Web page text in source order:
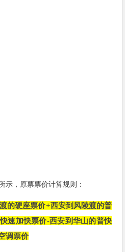
示， 原票票价计算规则：
的硬座票价+西安到风陵渡的普
速加快票价-西安到华山的普快
调票价